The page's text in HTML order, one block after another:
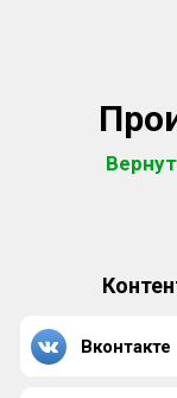
Вконтакте